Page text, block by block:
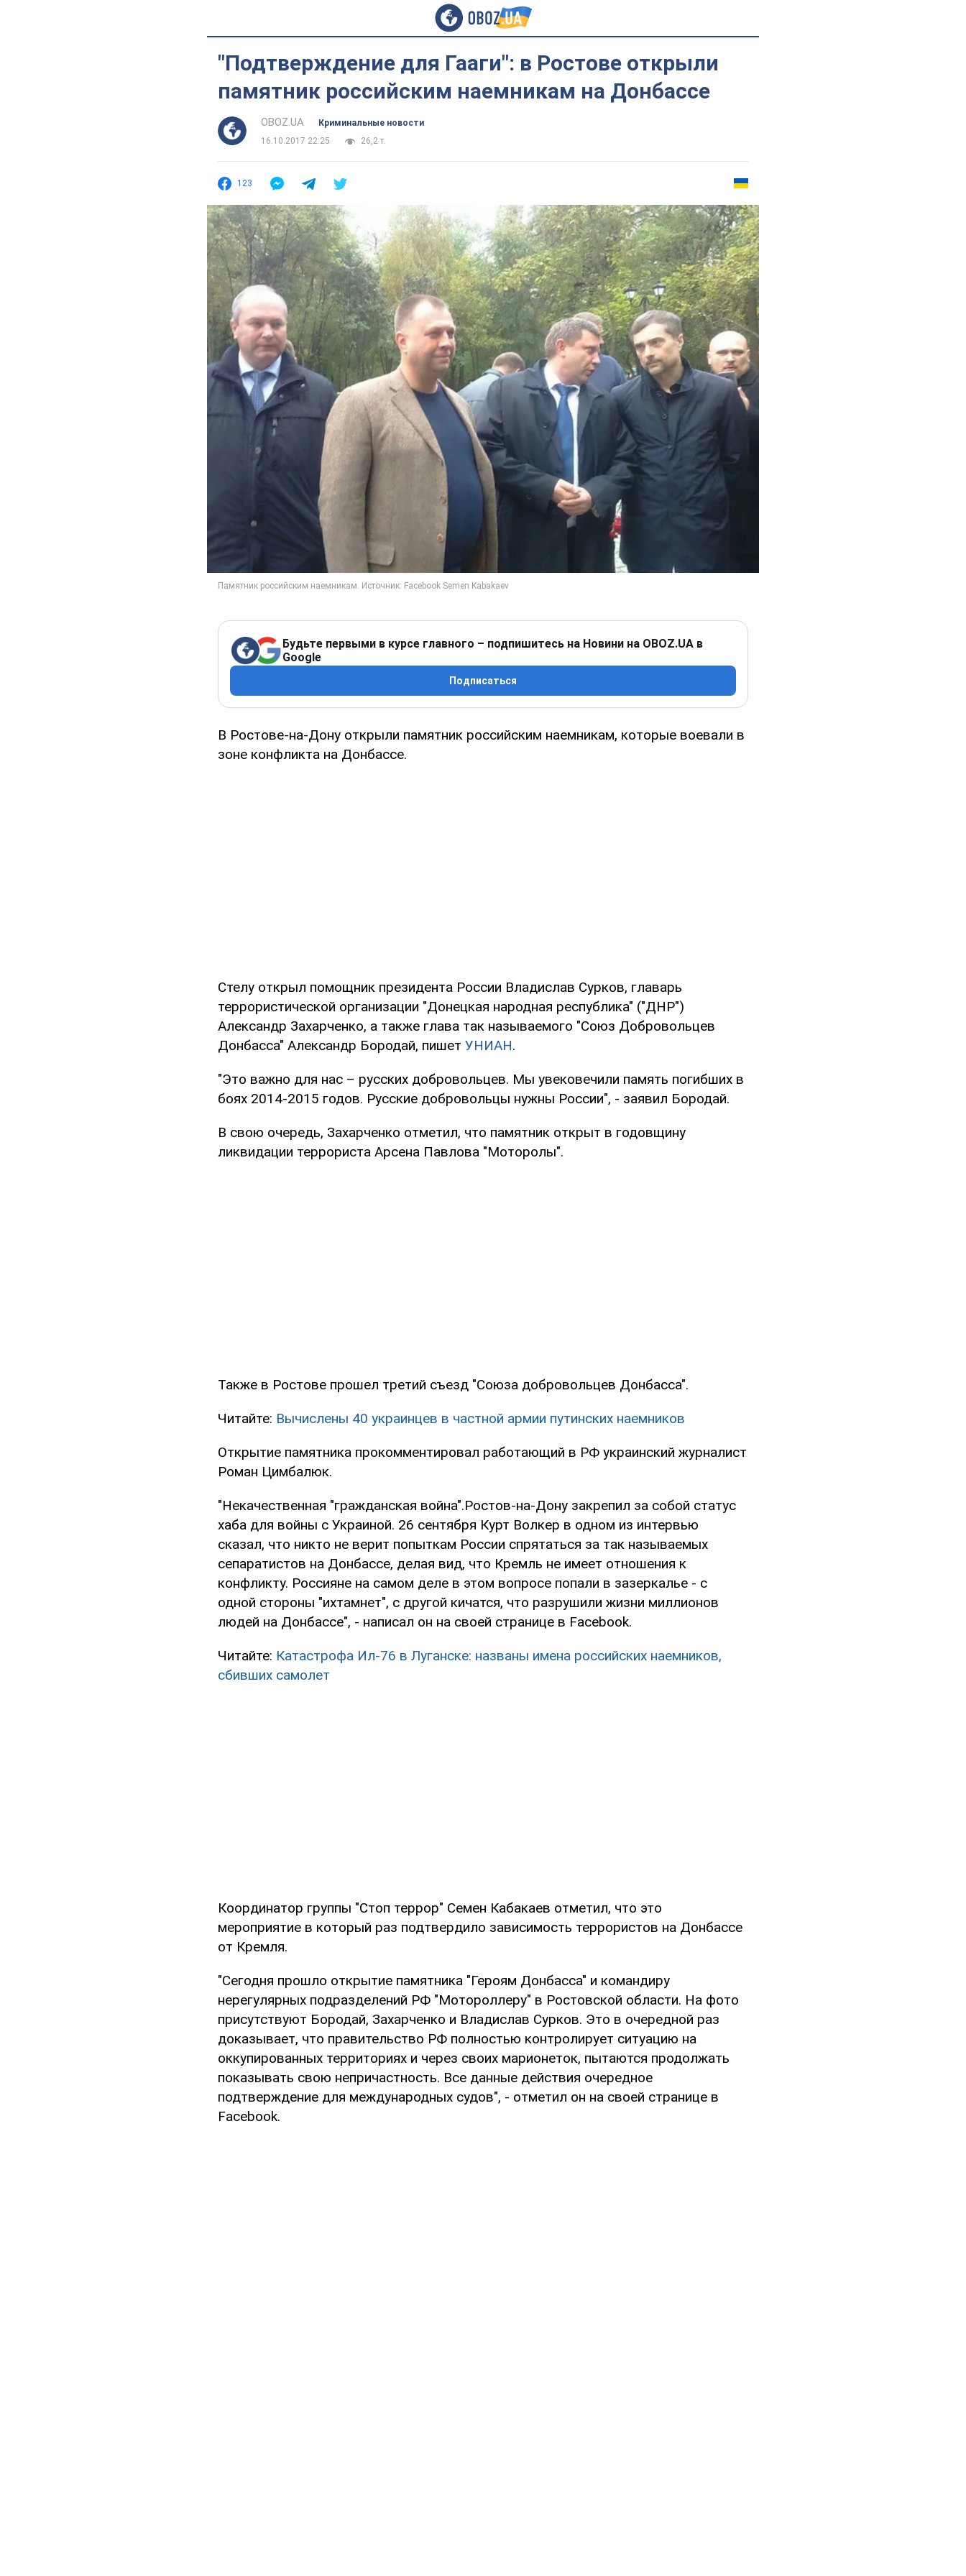
"Подтверждение для Гааги": в Ростове открыли
памятник российским наемникам на Донбассе
OBOZ.UA
Криминальные новости
16.10.2017 22:25
26,2 т.
123
Будьте первыми в курсе главного – подпишитесь на Новини на OBOZ.UA в
Google
Подписаться
В Ростове-на-Дону открыли памятник российским наемникам, которые воевали в
зоне конфликта на Донбассе.
Стелу открыл помощник президента России Владислав Сурков, главарь
террористической организации "Донецкая народная республика" ("ДНР")
Александр Захарченко, а также глава так называемого "Союз Добровольцев
Донбасса" Александр Бородай, пишет УНИАН.
"Это важно для нас – русских добровольцев. Мы увековечили память погибших в
боях 2014-2015 годов. Русские добровольцы нужны России", - заявил Бородай.
В свою очередь, Захарченко отметил, что памятник открыт в годовщину
ликвидации террориста Арсена Павлова "Моторолы".
Также в Ростове прошел третий съезд "Союза добровольцев Донбасса".
Читайте: Вычислены 40 украинцев в частной армии путинских наемников
Открытие памятника прокомментировал работающий в РФ украинский журналист
Роман Цимбалюк.
"Некачественная "гражданская война".Ростов-на-Дону закрепил за собой статус
хаба для войны с Украиной. 26 сентября Курт Волкер в одном из интервью
сказал, что никто не верит попыткам России спрятаться за так называемых
сепаратистов на Донбассе, делая вид, что Кремль не имеет отношения к
конфликту. Россияне на самом деле в этом вопросе попали в зазеркалье - с
одной стороны "ихтамнет", с другой кичатся, что разрушили жизни миллионов
людей на Донбассе", - написал он на своей странице в Facebook.
Читайте: Катастрофа Ил-76 в Луганске: названы имена российских наемников,
сбивших самолет
Координатор группы "Стоп террор" Семен Кабакаев отметил, что это
мероприятие в который раз подтвердило зависимость террористов на Донбассе
от Кремля.
"Сегодня прошло открытие памятника "Героям Донбасса" и командиру
нерегулярных подразделений РФ "Мотороллеру" в Ростовской области. На фото
присутствуют Бородай, Захарченко и Владислав Сурков. Это в очередной раз
доказывает, что правительство РФ полностью контролирует ситуацию на
оккупированных территориях и через своих марионеток, пытаются продолжать
показывать свою непричастность. Все данные действия очередное
подтверждение для международных судов", - отметил он на своей странице в
Facebook.